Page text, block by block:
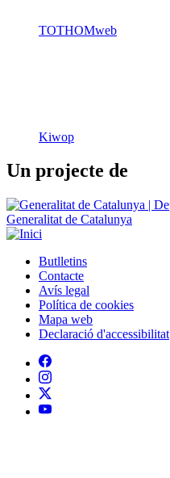
TOTHOMweb
Kiwop
Un projecte de
Generalitat de Catalunya
Peu
Butlletins
Contacte
Avís legal
Política de cookies
Mapa web
Declaració d'accessibilitat